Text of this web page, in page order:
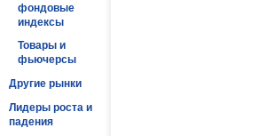
фондовые
индексы
Товары и
фьючерсы
Другие рынки
Лидеры роста и
падения